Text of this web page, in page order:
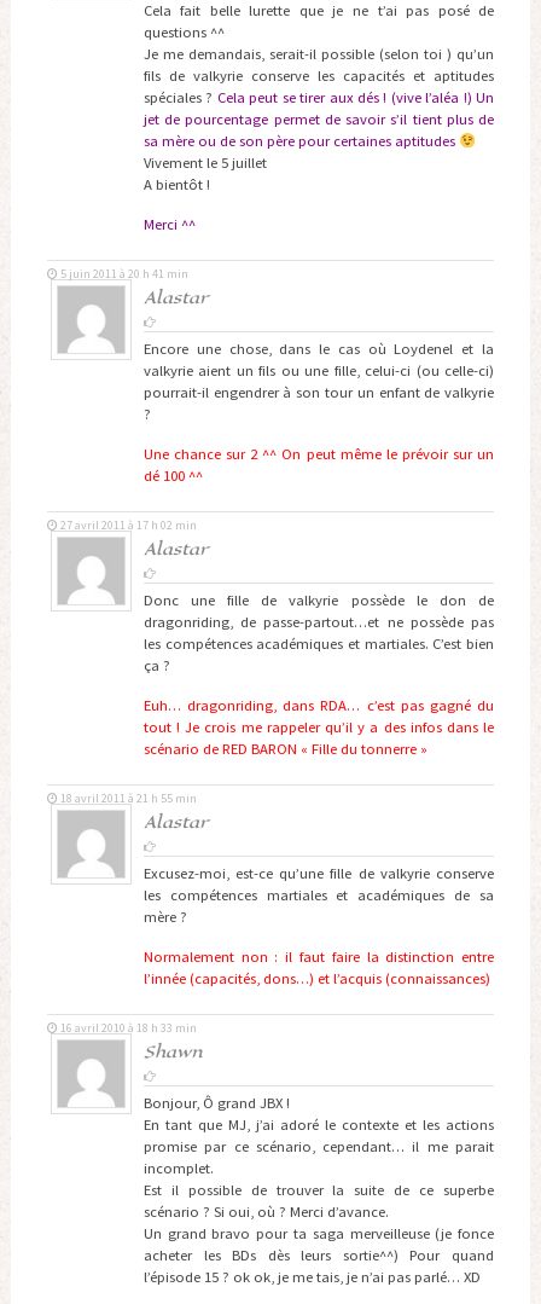
Cela fait belle lurette que je ne t’ai pas posé de
questions ^^
Je me demandais, serait-il possible (selon toi ) qu’un
fils de valkyrie conserve les capacités et aptitudes
spéciales ? Cela peut se tirer aux dés ! (vive l’aléa !) Un
jet de pourcentage permet de savoir s’il tient plus de
sa mère ou de son père pour certaines aptitudes
Vivement le 5 juillet
A bientôt !
Merci ^^
Alastar
5 juin 2011 à 20 h 41 min
Encore une chose, dans le cas où Loydenel et la
valkyrie aient un fils ou une fille, celui-ci (ou celle-ci)
pourrait-il engendrer à son tour un enfant de valkyrie
?
Une chance sur 2 ^^ On peut même le prévoir sur un
dé 100 ^^
Alastar
27 avril 2011 à 17 h 02 min
Donc une fille de valkyrie possède le don de
dragonriding, de passe-partout…et ne possède pas
les compétences académiques et martiales. C’est bien
ça ?
Euh… dragonriding, dans RDA… c’est pas gagné du
tout ! Je crois me rappeler qu’il y a des infos dans le
scénario de RED BARON « Fille du tonnerre »
Alastar
18 avril 2011 à 21 h 55 min
Excusez-moi, est-ce qu’une fille de valkyrie conserve
les compétences martiales et académiques de sa
mère ?
Normalement non : il faut faire la distinction entre
l’innée (capacités, dons…) et l’acquis (connaissances)
Shawn
16 avril 2010 à 18 h 33 min
Bonjour, Ô grand JBX !
En tant que MJ, j’ai adoré le contexte et les actions
promise par ce scénario, cependant… il me parait
incomplet.
Est il possible de trouver la suite de ce superbe
scénario ? Si oui, où ? Merci d’avance.
Un grand bravo pour ta saga merveilleuse (je fonce
acheter les BDs dès leurs sortie^^) Pour quand
l’épisode 15 ? ok ok, je me tais, je n’ai pas parlé… XD